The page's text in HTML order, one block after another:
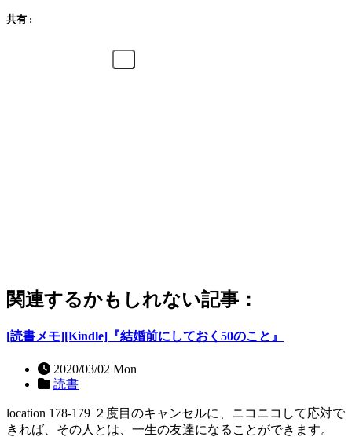
共有 :
関連するかもしれない記事：
[読書メモ][Kindle]『結婚前にしておく50のこと』
2020/03/02 Mon
読書
location 178-179 ２度目のキャンセルに、ニコニコして応対で
きれば、その人とは、一生の友達になることができます。